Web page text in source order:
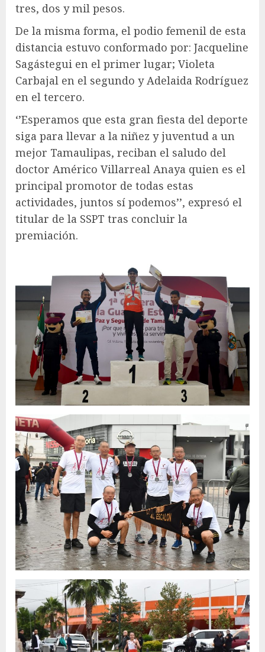
tres, dos y mil pesos.
De la misma forma, el podio femenil de esta
distancia estuvo conformado por: Jacqueline
Sagástegui en el primer lugar; Violeta
Carbajal en el segundo y Adelaida Rodríguez
en el tercero.
‘’Esperamos que esta gran fiesta del deporte
siga para llevar a la niñez y juventud a un
mejor Tamaulipas, reciban el saludo del
doctor Américo Villarreal Anaya quien es el
principal promotor de todas estas
actividades, juntos sí podemos’’, expresó el
titular de la SSPT tras concluir la
premiación.